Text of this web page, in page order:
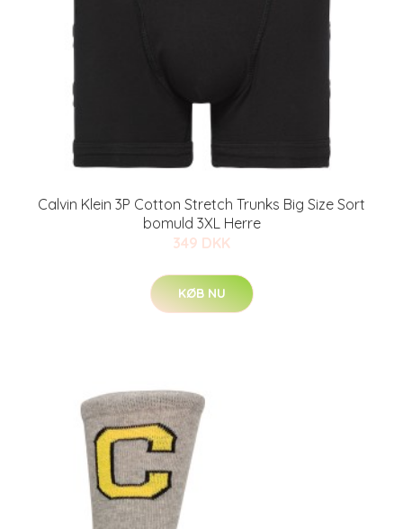
Calvin Klein 3P Cotton Stretch Trunks Big Size Sort
bomuld 3XL Herre
349 DKK
KØB NU